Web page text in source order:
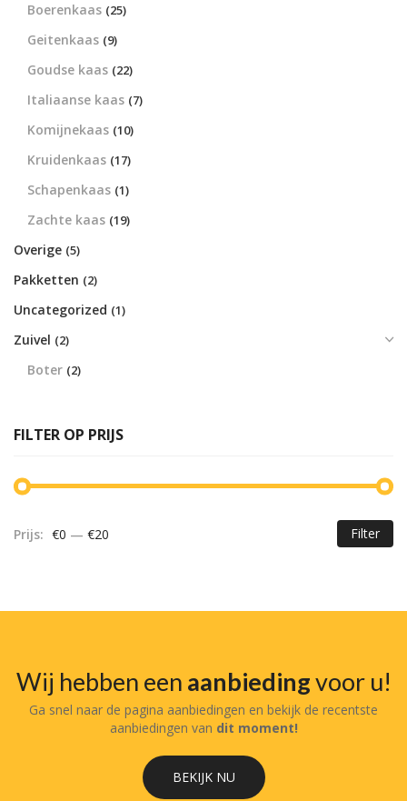
Boerenkaas (25)
Geitenkaas (9)
Goudse kaas (22)
Italiaanse kaas (7)
Komijnekaas (10)
Kruidenkaas (17)
Schapenkaas (1)
Zachte kaas (19)
Overige (5)
Pakketten (2)
Uncategorized (1)
Zuivel (2)
Boter (2)
FILTER OP PRIJS
Filter
Prijs: €0 — €20
Wij hebben een aanbiedingvoor u!
Ga snel naar de pagina aanbiedingen en bekijk de recentste
aanbiedingen van dit moment!
BEKIJK NU